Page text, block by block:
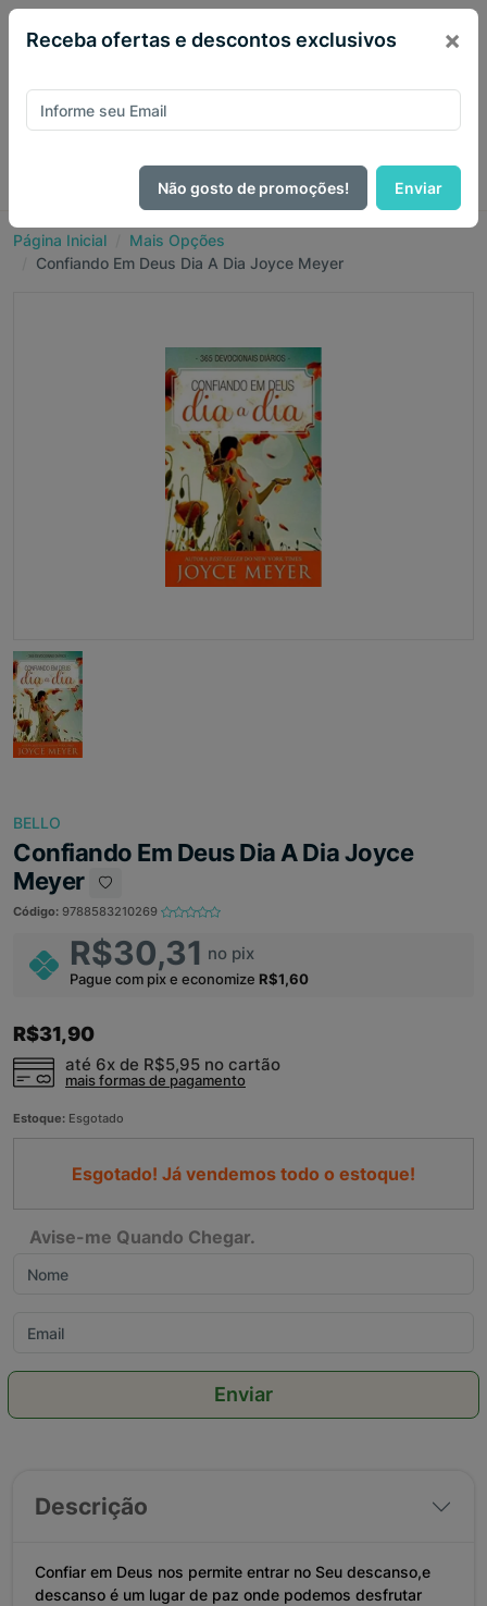
Página Inicial
Mais Opções
Confiando Em Deus Dia A Dia Joyce Meyer
BELLO
Confiando Em Deus Dia A Dia Joyce
Meyer
Código: 9788583210269
R$30,31 no pix
Pague com pix e economize R$1,60
R$31,90
até 6x de R$5,95 no cartão
mais formas de pagamento
Estoque: Esgotado
Esgotado! Já vendemos todo o estoque!
Avise-me Quando Chegar.
Enviar
Descrição
Confiar em Deus nos permite entrar no Seu descanso,e
descanso é um lugar de paz onde podemos desfrutar
Receba ofertas e descontos exclusivos ×
Não gosto de promoções! Enviar